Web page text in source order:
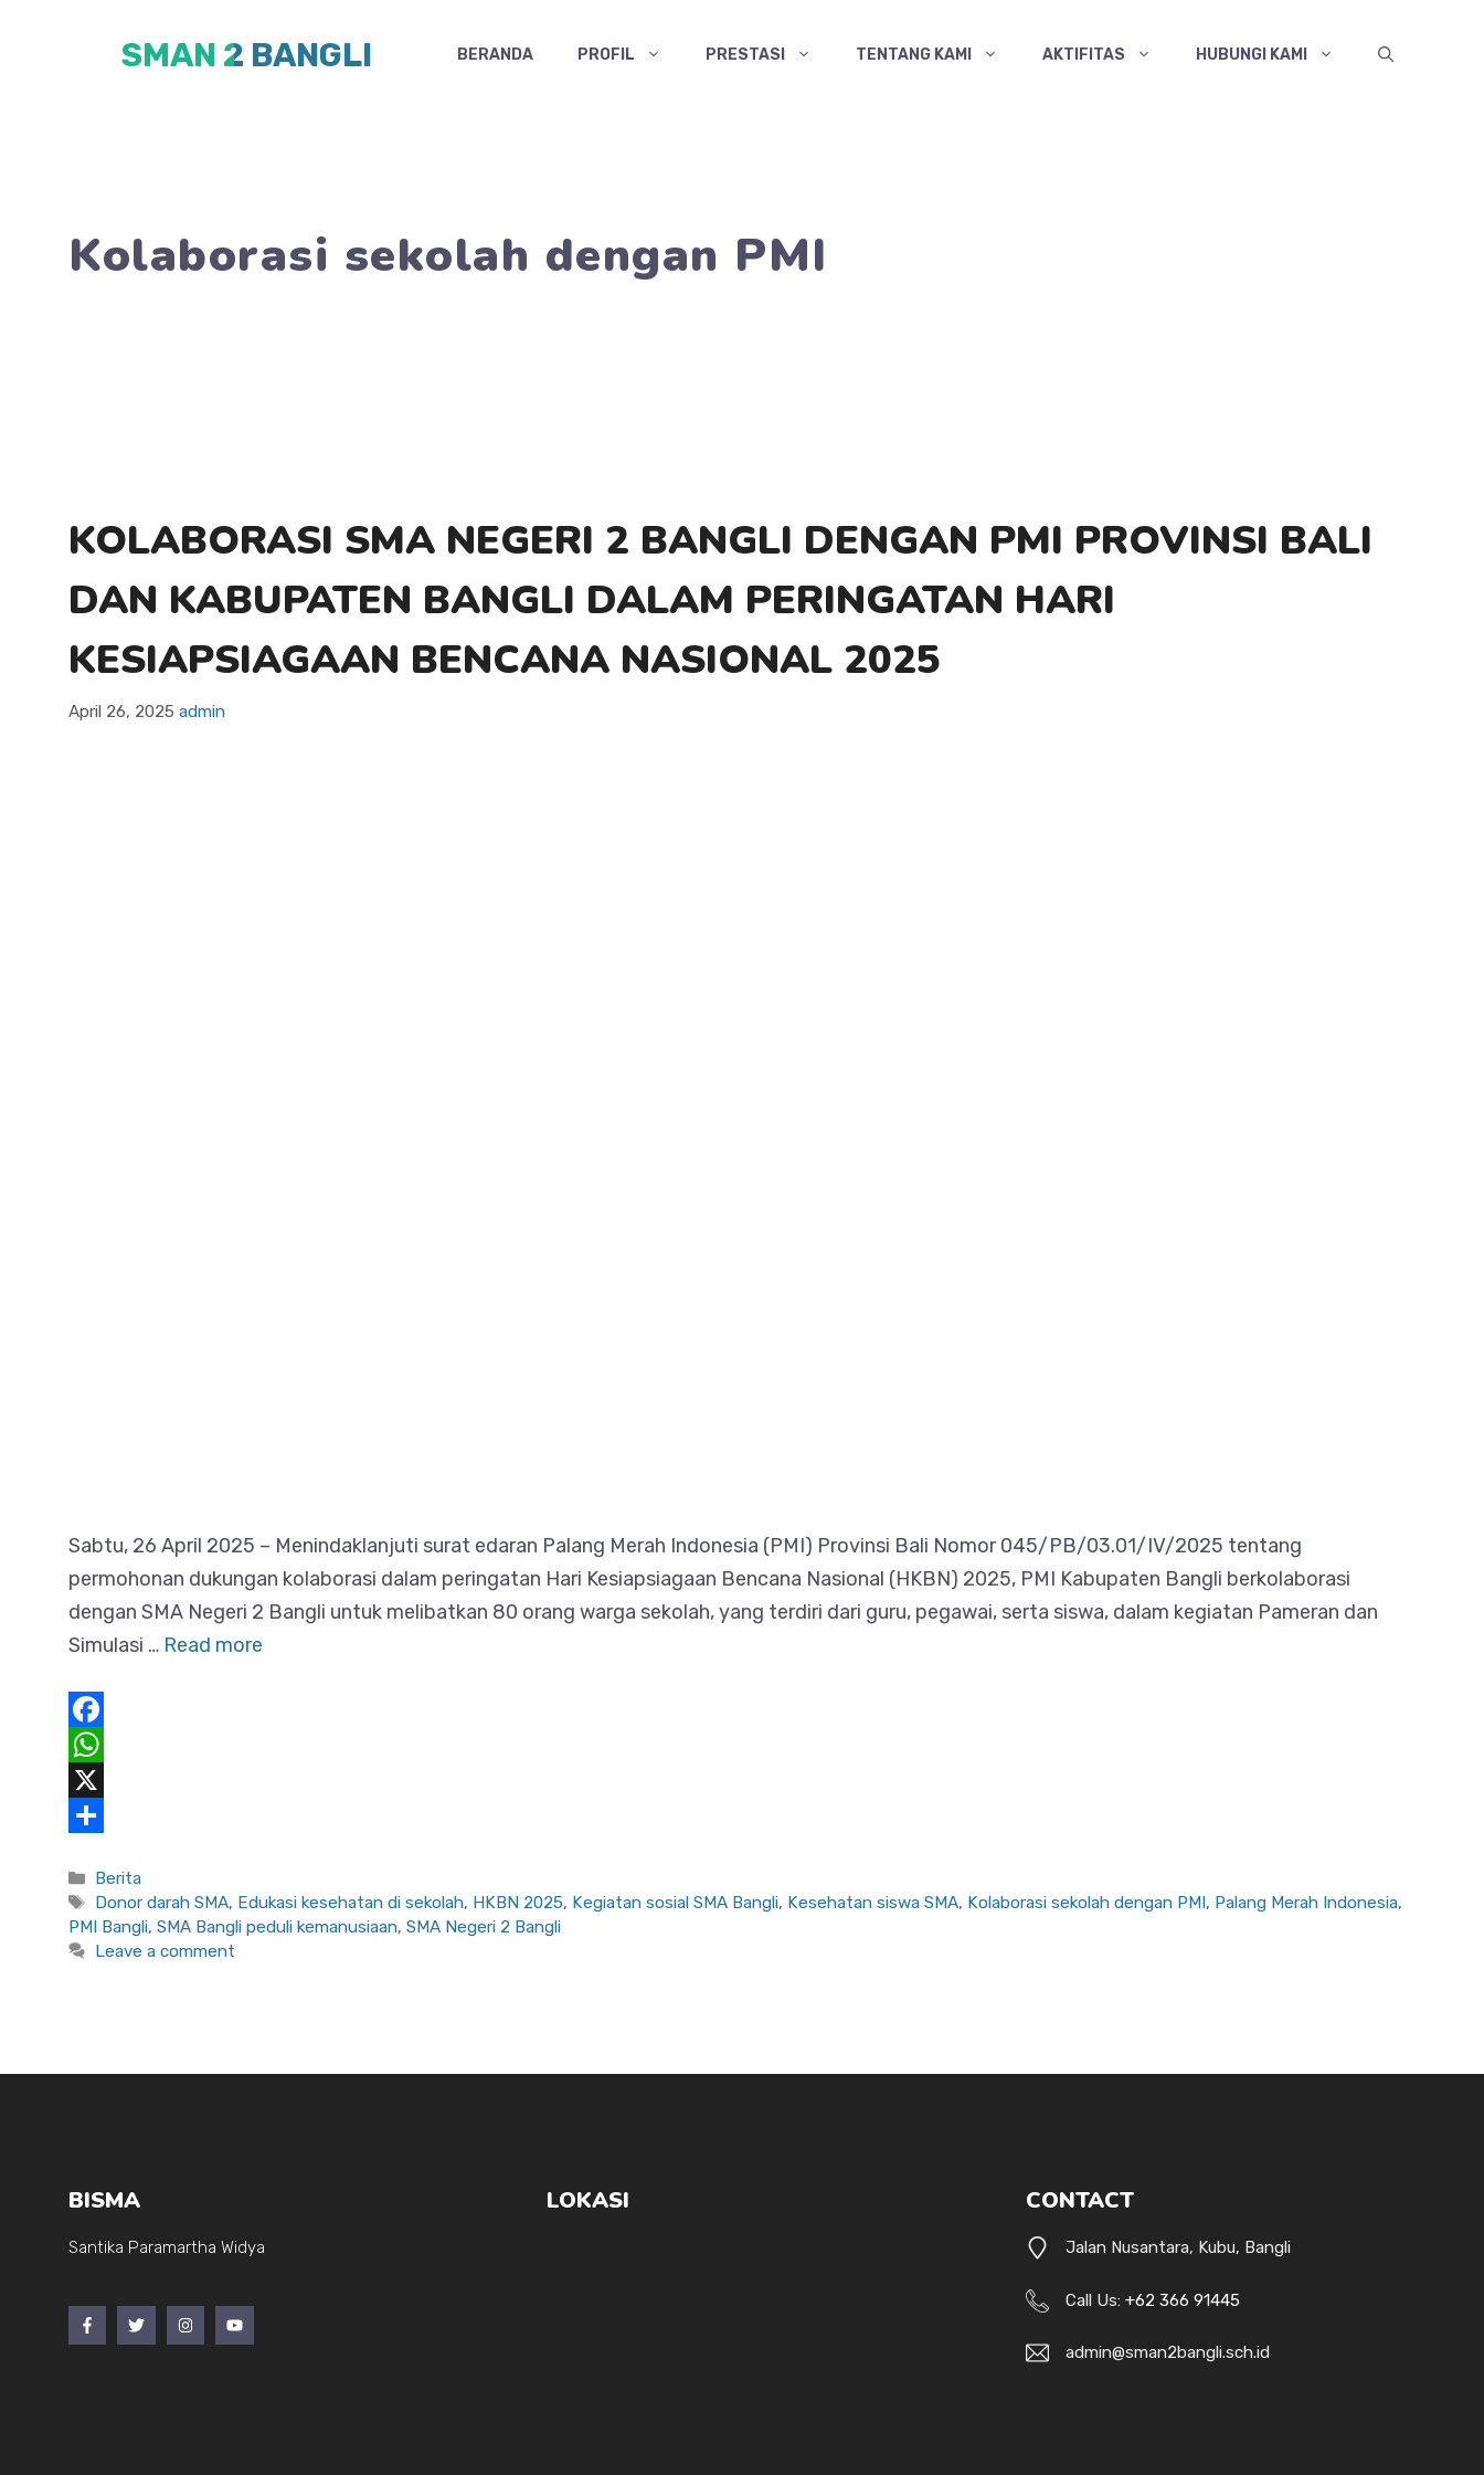
SMAN 2 BANGLI BERANDA PROFIL PRESTASI TENTANG KAMI AKTIFITAS HUBUNGI KAMI
Kolaborasi sekolah dengan PMI
KOLABORASI SMA NEGERI 2 BANGLI DENGAN PMI PROVINSI BALI
DAN KABUPATEN BANGLI DALAM PERINGATAN HARI
KESIAPSIAGAAN BENCANA NASIONAL 2025
April 26, 2025 admin
Sabtu, 26 April 2025 – Menindaklanjuti surat edaran Palang Merah Indonesia (PMI) Provinsi Bali Nomor 045/PB/03.01/IV/2025 tentang
permohonan dukungan kolaborasi dalam peringatan Hari Kesiapsiagaan Bencana Nasional (HKBN) 2025, PMI Kabupaten Bangli berkolaborasi
dengan SMA Negeri 2 Bangli untuk melibatkan 80 orang warga sekolah, yang terdiri dari guru, pegawai, serta siswa, dalam kegiatan Pameran dan
Simulasi … Read more
F
a
c
b
o
o
W
h
t
s
A
X
h
a
r
Categories
Berita
Tags
Donor darah SMA, Edukasi kesehatan di sekolah, HKBN 2025, Kegiatan sosial SMA Bangli, Kesehatan siswa SMA, Kolaborasi sekolah dengan PMI, Palang Merah Indonesia,
PMI Bangli, SMA Bangli peduli kemanusiaan, SMA Negeri 2 Bangli
Leave a comment
BISMA
Santika Paramartha Widya
LOKASI CONTACT
Jalan Nusantara, Kubu, Bangli
Call Us: +62 366 91445
admin@sman2bangli.sch.id